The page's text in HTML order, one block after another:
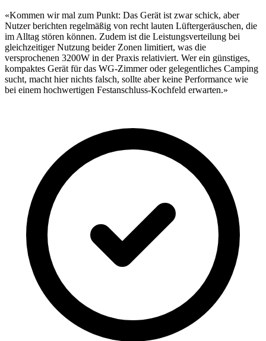
«Kommen wir mal zum Punkt: Das Gerät ist zwar schick, aber
Nutzer berichten regelmäßig von recht lauten Lüftergeräuschen, die
im Alltag stören können. Zudem ist die Leistungsverteilung bei
gleichzeitiger Nutzung beider Zonen limitiert, was die
versprochenen 3200W in der Praxis relativiert. Wer ein günstiges,
kompaktes Gerät für das WG-Zimmer oder gelegentliches Camping
sucht, macht hier nichts falsch, sollte aber keine Performance wie
bei einem hochwertigen Festanschluss-Kochfeld erwarten.»